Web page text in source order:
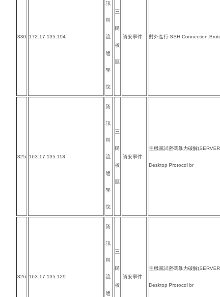
330 172.17.135.194
訊
與
流
通
學
院
三
民
校
區
資安事件 對外進行
325 163.17.135.118
資
訊
與
流
通
學
院
三
民
校
區
資安事件
主機嘗試密碼暴力破解
Desktop Protocol br
326 163.17.135.129
資
訊
與
流
通
三
民
校
資安事件
主機嘗試密碼暴力破解
Desktop Protocol br